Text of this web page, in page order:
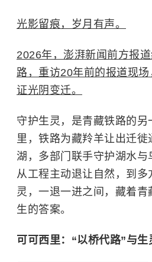
光影留痕，岁月有声。
2026年，澎湃新闻前方报
路，重访20年前的报道现
证光阴变迁。
守护生灵，是青藏铁路的另
里，铁路为藏羚羊让出迁徙
湖，多部门联手守护湖水与
从工程主动退让自然，到多
灵，一退一进之间，藏着
生的答案。
可可西里：“以桥代路”与生